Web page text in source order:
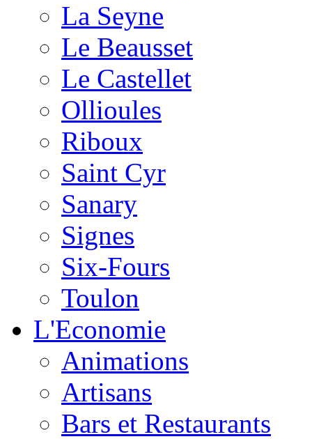
La Seyne
Le Beausset
Le Castellet
Ollioules
Riboux
Saint Cyr
Sanary
Signes
Six-Fours
Toulon
L'Economie
Animations
Artisans
Bars et Restaurants